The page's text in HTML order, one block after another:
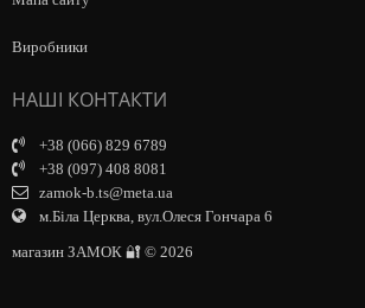
Виробники
НАШІ КОНТАКТИ
+38 (066) 829 6789
+38 (097) 408 8081
zamok-b.ts@meta.ua
м.Біла Церква, вул.Олеся Гончара 6
магазин ЗАМОК 🔐 © 2026